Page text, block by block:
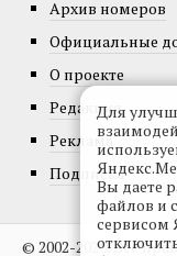
Архив номеров
Официальные
О проекте
Редакция
Реклама
Подписка
© 2002-2026, Все
Для
Вы даете
файлов и
сервисом